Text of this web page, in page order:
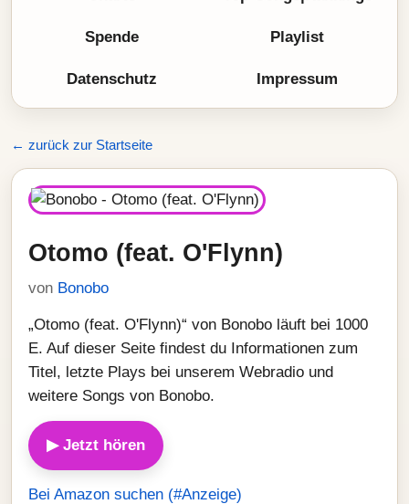
Spende Playlist
Datenschutz Impressum
← zurück zur Startseite
Otomo (feat. O'Flynn)
von Bonobo
„Otomo (feat. O'Flynn)“ von Bonobo läuft bei 1000
E. Auf dieser Seite findest du Informationen zum
Titel, letzte Plays bei unserem Webradio und
weitere Songs von Bonobo.
▶ Jetzt hören
Bei Amazon suchen (#Anzeige)